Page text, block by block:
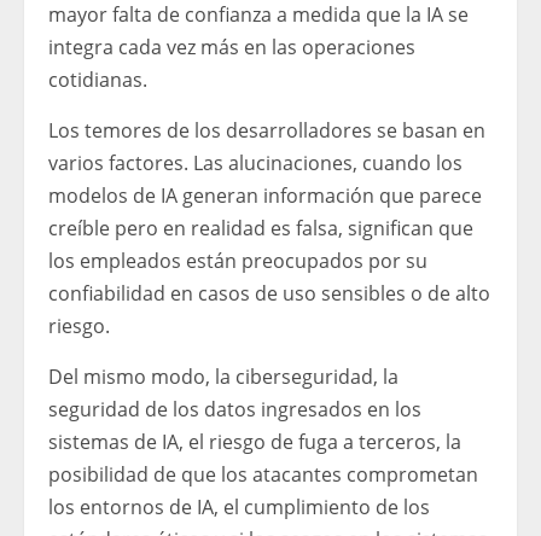
mayor falta de confianza a medida que la IA se
integra cada vez más en las operaciones
cotidianas.
Los temores de los desarrolladores se basan en
varios factores. Las alucinaciones, cuando los
modelos de IA generan información que parece
creíble pero en realidad es falsa, significan que
los empleados están preocupados por su
confiabilidad en casos de uso sensibles o de alto
riesgo.
Del mismo modo, la ciberseguridad, la
seguridad de los datos ingresados ​​en los
sistemas de IA, el riesgo de fuga a terceros, la
posibilidad de que los atacantes comprometan
los entornos de IA, el cumplimiento de los